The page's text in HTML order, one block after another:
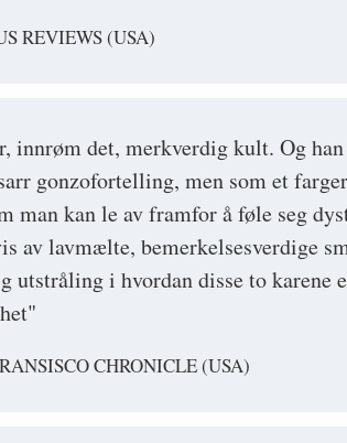
REVIEWS (USA)
innrøm det, merkverdig kult. Og
gonzofortelling, men som et
man kan le av framfor å føle seg
av lavmælte, bemerkelsesverdige
utstråling i hvordan disse to karene
CHRONICLE (USA)